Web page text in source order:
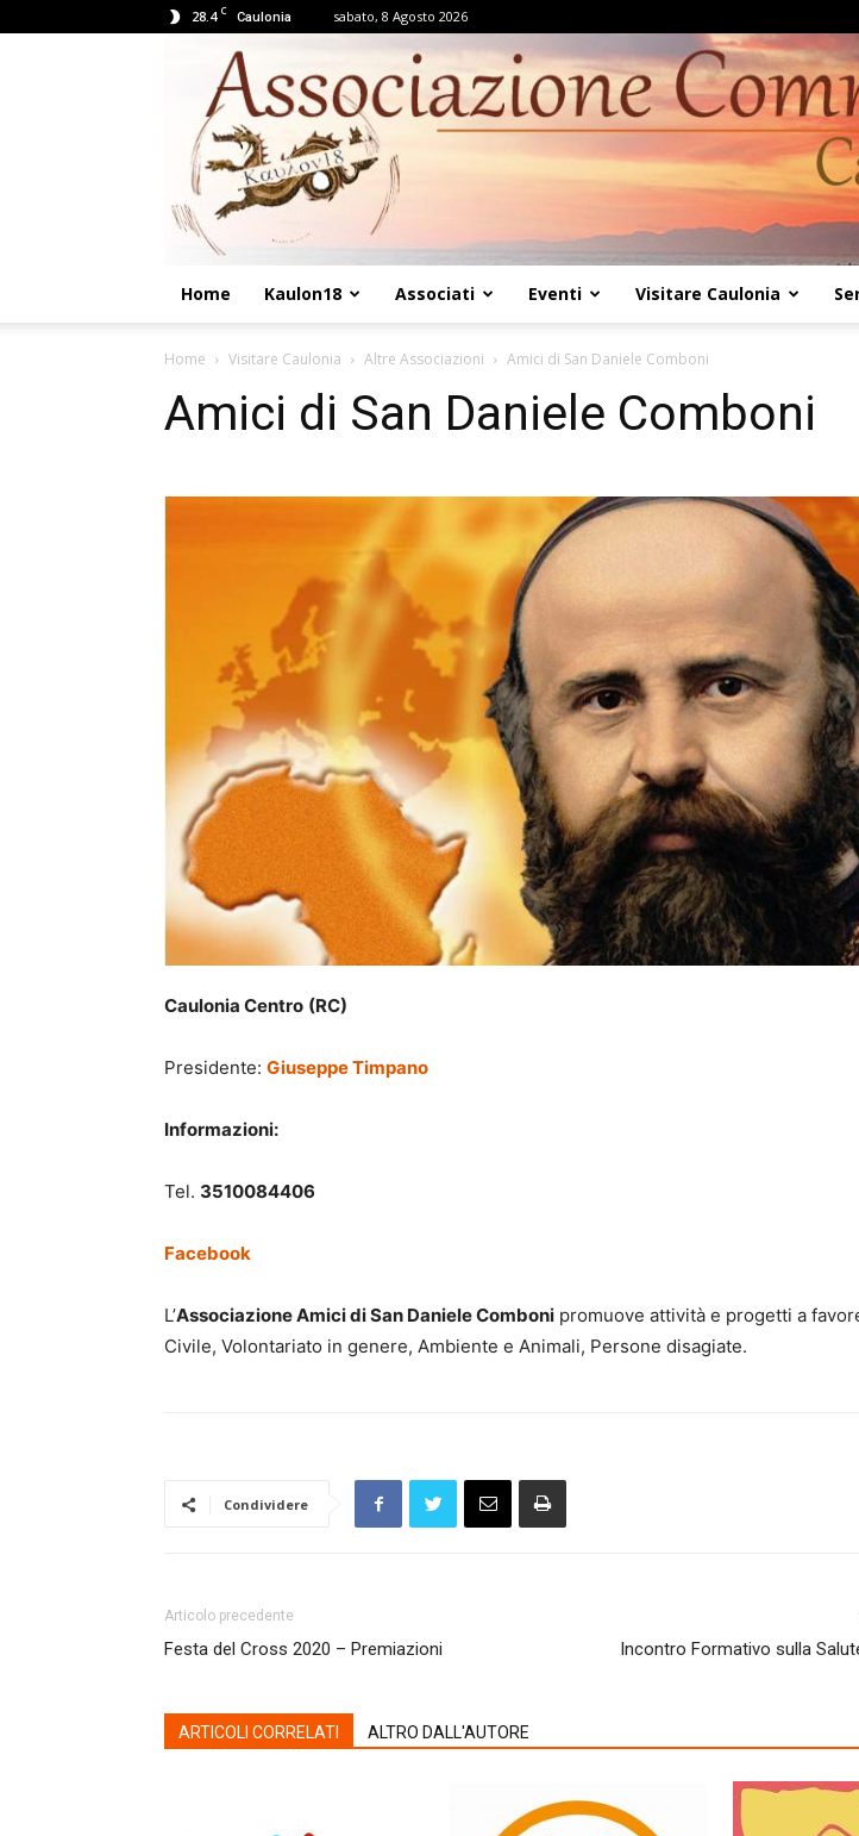
28.4 C Caulonia sabato, 8 Agosto 2026
Home Kaulon18 Associati Eventi Visitare Caulonia
Home Visitare Caulonia Altre Associazioni Amici di San Daniele Comboni
Amici di San Daniele Comboni
Caulonia Centro (RC)
Presidente: Giuseppe Timpano
Informazioni:
Tel. 3510084406
Facebook
L’Associazione Amici di San Daniele Comboni promuove attività e progetti a
Civile, Volontariato in genere, Ambiente e Animali, Persone disagiate.
Condividere
Articolo precedente
Festa del Cross 2020 – Premiazioni Incontro Formativo sulla
ARTICOLI CORRELATI ALTRO DALL'AUTORE